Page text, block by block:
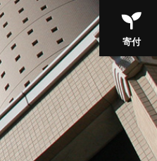
寄付